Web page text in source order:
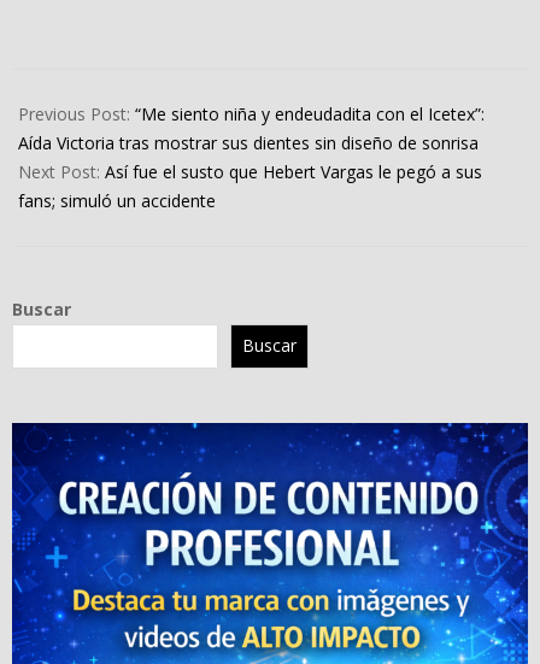
06-
08
Previous Post: “Me siento niña y endeudadita con el Icetex”:
Aída Victoria tras mostrar sus dientes sin diseño de sonrisa
Next Post: Así fue el susto que Hebert Vargas le pegó a sus
fans; simuló un accidente
Buscar
Buscar